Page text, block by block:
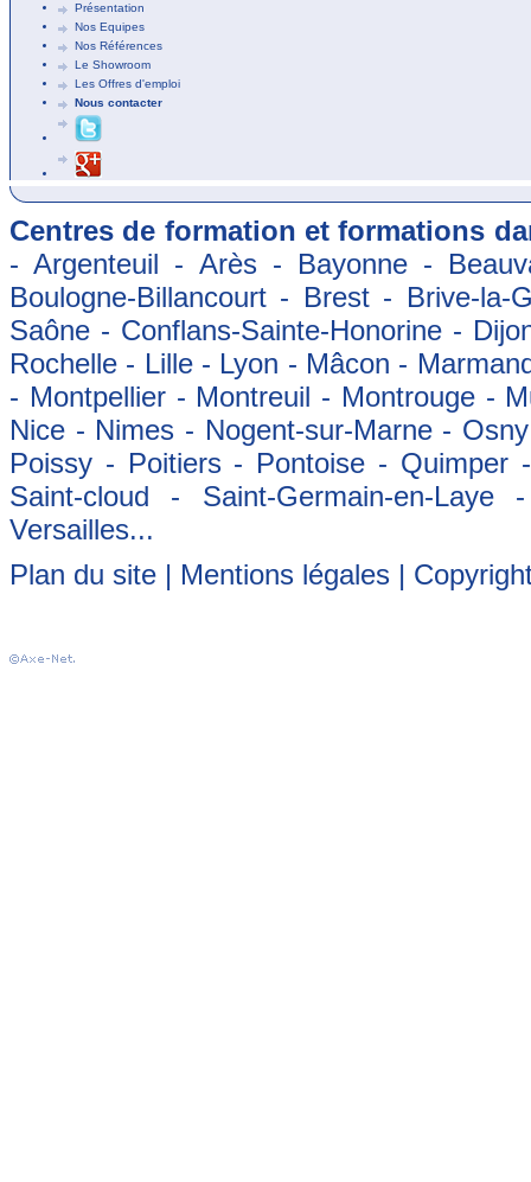
Présentation
Nos Equipes
Nos Références
Le Showroom
Les Offres d'emploi
Nous contacter
Centres de formation et formations
- Argenteuil - Arès - Bayonne -
Boulogne-Billancourt - Brest - Brive-
Saône - Conflans-Sainte-Honorine -
Rochelle - Lille - Lyon - Mâcon -
- Montpellier - Montreuil - Montrouge -
Nice - Nimes - Nogent-sur-Marne -
Poissy - Poitiers - Pontoise -
Saint-cloud - Saint-Germain-en-
Versailles...
Plan du site | Mentions légales |